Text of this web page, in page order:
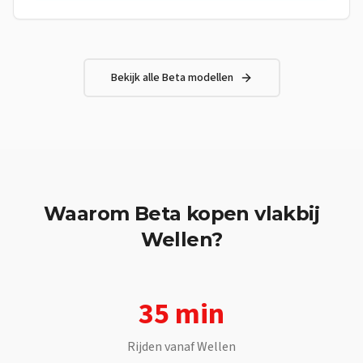
gebruik en om met vertrouwen te leren rijden.Frame Frame:
mm Max. hoogte: 1185 mm Motor Type: Eencilinder, 4-takt,
Bekijk alle Betamodellen
Waarom Beta kopen vlakbij
Wellen?
35 min
Rijden vanafWellen